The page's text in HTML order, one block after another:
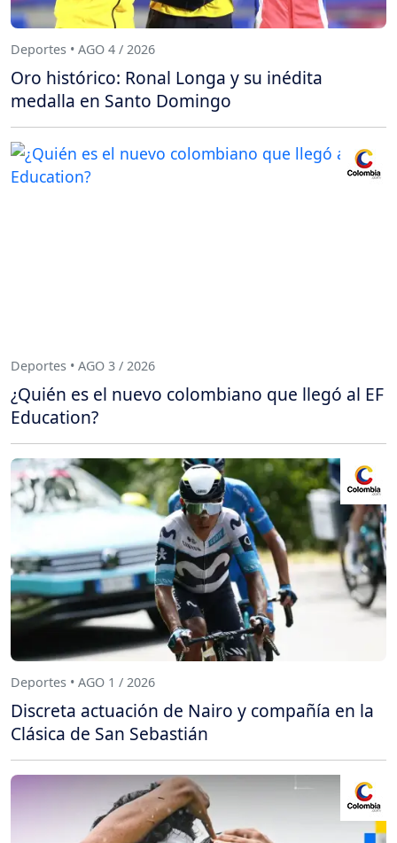
Deportes • AGO 4 / 2026
Oro histórico: Ronal Longa y su inédita
medalla en Santo Domingo
Deportes • AGO 3 / 2026
¿Quién es el nuevo colombiano que llegó al EF
Education?
Deportes • AGO 1 / 2026
Discreta actuación de Nairo y compañía en la
Clásica de San Sebastián